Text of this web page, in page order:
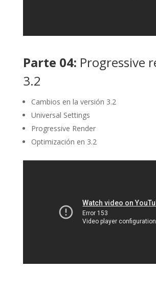
Parte 04: Progressive
3.2
Cambios en la versión 3.2
Universal Settings
Progressive Render
Optimización en 3.2